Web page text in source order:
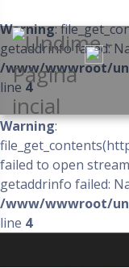
Warning:
getaddrinfo failed:
/www/wwwroot/
line 4
Warning:
failed to open
getaddrinfo failed:
/www/wwwroot/
line 4